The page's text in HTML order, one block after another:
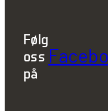
Følg
oss
på